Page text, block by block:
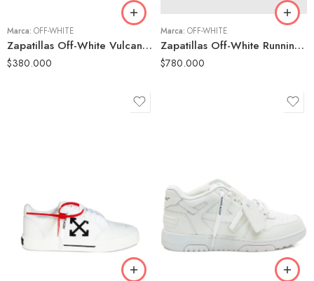
Marca: OFF-WHITE
Zapatillas Off-White Vulcanized Negras Hombre
$380.000
44
Marca: OFF-WHITE
Zapatillas Off-White Running Arrow Negras Hombre
$780.000
44
40
42